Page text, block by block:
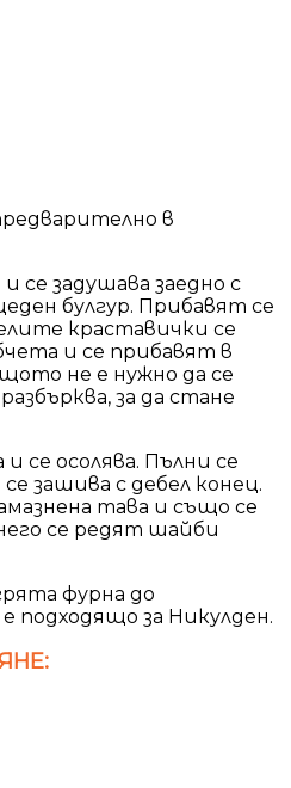
в
и се задушава заедно с
булгур. Прибавят се
краставички се
и се прибавят в
не е нужно да се
за да стане
се осолява. Пълни се
зашива с дебел конец.
тава и също се
се редят шайби
фурна до
подходящо за Никулден.